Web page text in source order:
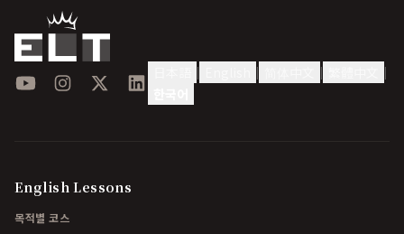
YouTubeInstagram
X LinkedIn | | | |
English Lessons
목적별 코스